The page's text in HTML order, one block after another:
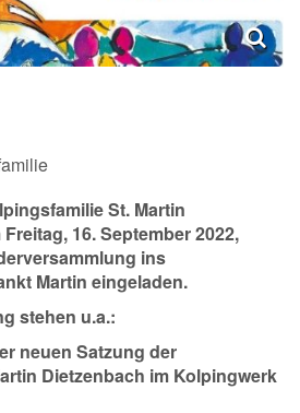
St. Martin
16. September 2022,
ins
Martin eingeladen.
stehen u.a.:
neuen Satzung der
Dietzenbach im Kolpingwerk